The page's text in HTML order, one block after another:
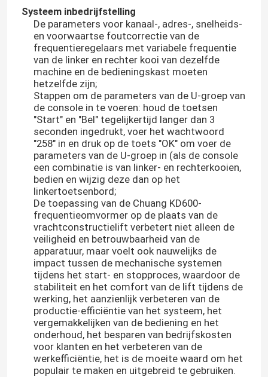
Systeem inbedrijfstelling
De parameters voor kanaal-, adres-, snelheids-
en voorwaartse foutcorrectie van de
frequentieregelaars met variabele frequentie
van de linker en rechter kooi van dezelfde
machine en de bedieningskast moeten
hetzelfde zijn;
Stappen om de parameters van de U-groep van
de console in te voeren: houd de toetsen
"Start" en "Bel" tegelijkertijd langer dan 3
seconden ingedrukt, voer het wachtwoord
"258" in en druk op de toets "OK" om voer de
parameters van de U-groep in (als de console
een combinatie is van linker- en rechterkooien,
bedien en wijzig deze dan op het
linkertoetsenbord;
De toepassing van de Chuang KD600-
frequentieomvormer op de plaats van de
vrachtconstructielift verbetert niet alleen de
veiligheid en betrouwbaarheid van de
apparatuur, maar voelt ook nauwelijks de
impact tussen de mechanische systemen
tijdens het start- en stopproces, waardoor de
stabiliteit en het comfort van de lift tijdens de
werking, het aanzienlijk verbeteren van de
productie-efficiëntie van het systeem, het
vergemakkelijken van de bediening en het
onderhoud, het besparen van bedrijfskosten
voor klanten en het verbeteren van de
werkefficiëntie, het is de moeite waard om het
populair te maken en uitgebreid te gebruiken.